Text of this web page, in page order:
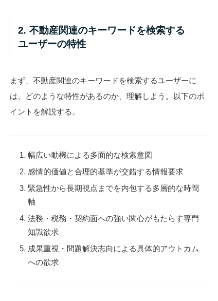
2. 不動産関連のキーワードを検索する
ユーザーの特性
まず、不動産関連のキーワードを検索するユーザーに
は、どのような特性があるのか、理解しよう。以下のポ
イントを解説する。
幅広い動機による多面的な検索意図
感情的価値と合理的基準が交錯する情報要求
緊急性から長期視点までを内包する多層的な時間
軸
法務・税務・契約面への強い関心がもたらす専門
知識欲求
成果重視・問題解決志向による具体的アウトカム
への欲求